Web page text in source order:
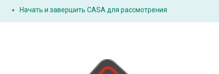
Начать и завершить CASA для рассмотрения